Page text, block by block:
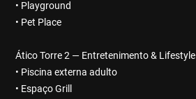
• Playground
• Pet Place
Ático Torre 2 — Entretenimento & Lifestyle
• Piscina externa adulto
• Espaço Grill